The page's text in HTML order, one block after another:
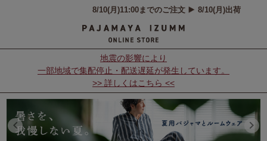
地震の影響により
一部地域で集配停止・配送遅延が発生しています。
>> 詳しくはこちら <<